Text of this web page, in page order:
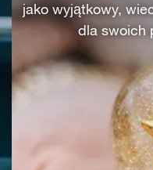
jako wyjątkowy,
dla swoich